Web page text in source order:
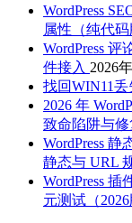
WordPress
属性（纯代码
WordPress
件接入 2026
找回WIN11
2026 年
致命陷阱与修
WordPress
静态与 URL
WordPress
元测试（2026